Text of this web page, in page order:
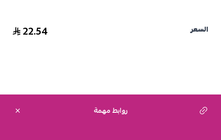
السعر 22.54
روابط مهمة